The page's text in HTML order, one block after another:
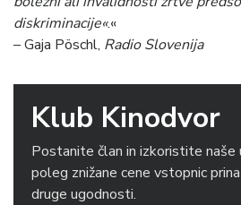
diskriminacije«.«
– Gaja Pöschl, Radio Slovenija
Klub Kinodvor
Postanite član in izkoristite
poleg znižane cene vstopnic
druge ugodnosti.